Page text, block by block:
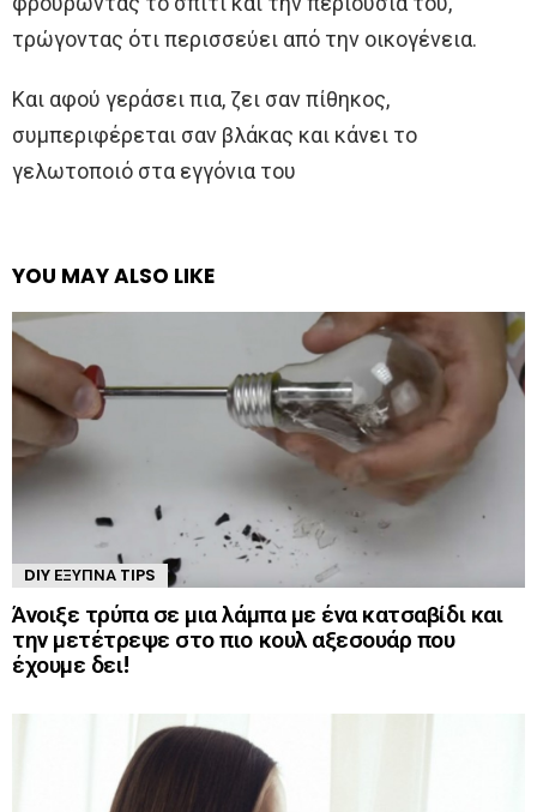
τρώγοντας ότι περισσεύει από την οικογένεια.
Και αφού γεράσει πια, ζει σαν πίθηκος,
συμπεριφέρεται σαν βλάκας και κάνει το
γελωτοποιό στα εγγόνια του
YOU MAY ALSO LIKE
DIY ΈΞΥΠΝΑ TIPS
Άνοιξε τρύπα σε μια λάμπα με ένα κατσαβίδι και
την μετέτρεψε στο πιο κουλ αξεσουάρ που
έχουμε δει!